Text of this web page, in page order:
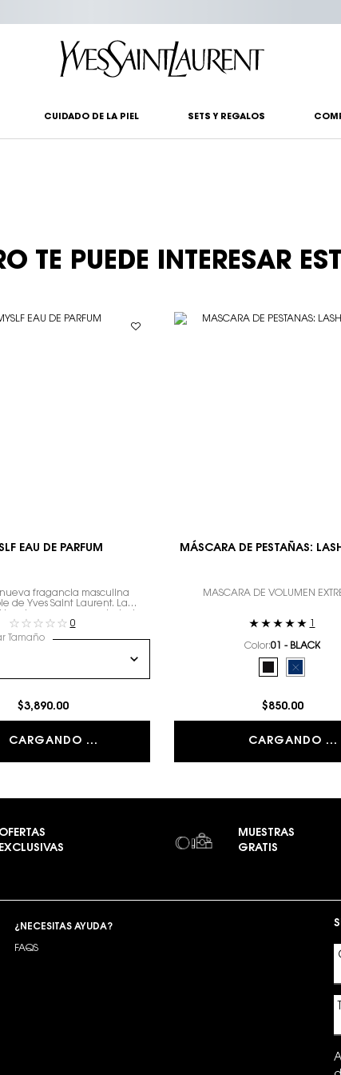
CUIDADO DE LA PIEL SETS Y REGALOS
TE PUEDE INTERESAR
EAU DE PARFUM
nueva fragancia masculina
de Yves Saint Laurent. La
matices.
0
Tamaño
$3,890.00
CARGANDO ...
MÁSCARA DE PESTAÑAS:
MÁSCARA DE VOLUMEN
Color:01 - BLACK
Selected
01 - BLACK
Selected
The
$850.00
CARGANDO ...
OFERTAS
EXCLUSIVAS
MUESTRAS
GRATIS
¿NECESITAS AYUDA?
FAQS